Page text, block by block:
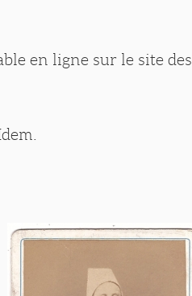
en ligne sur le site des